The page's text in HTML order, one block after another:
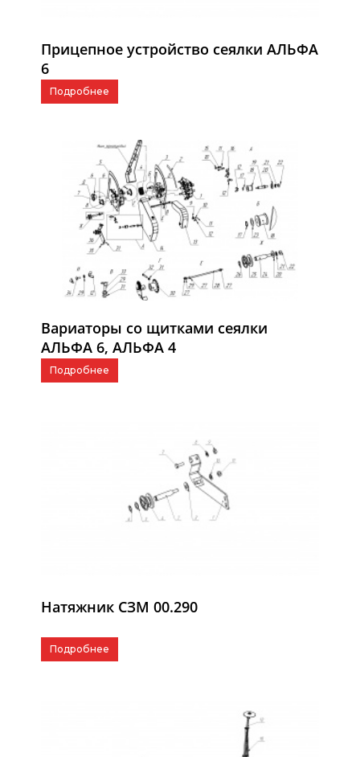
Прицепное устройство сеялки АЛЬФА
6
Подробнее
Вариаторы со щитками сеялки
АЛЬФА 6, АЛЬФА 4
Подробнее
Натяжник СЗМ 00.290
Подробнее